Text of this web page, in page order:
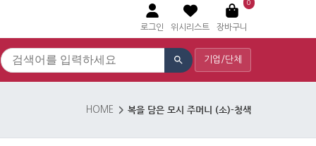
로그인 위시리스트
0
장바구니
기업/단체
HOME 복을 담은 모시 주머니 (소)-청색